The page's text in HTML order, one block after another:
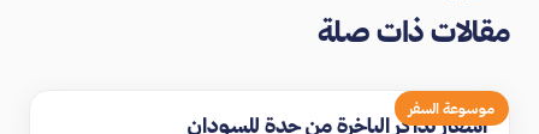
مقالات ذات صلة
موسوعة السفر
اسعار تذاكر الباخرة من جدة للسودان